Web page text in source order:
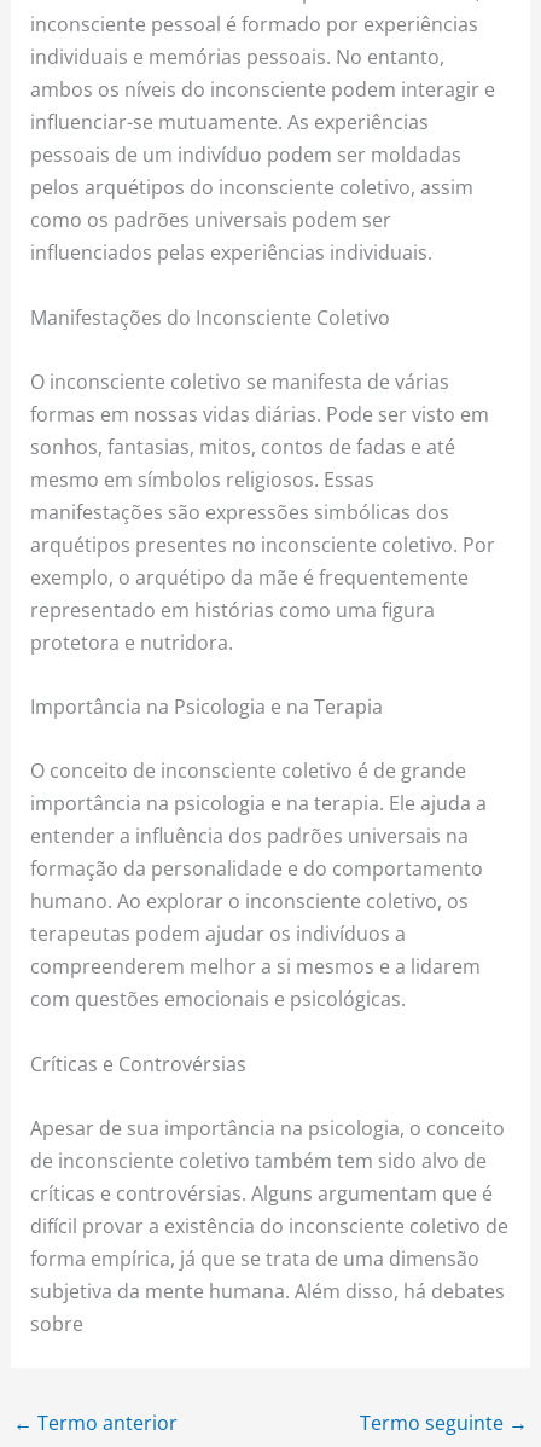
inconsciente pessoal é formado por experiências
individuais e memórias pessoais. No entanto,
ambos os níveis do inconsciente podem interagir e
influenciar-se mutuamente. As experiências
pessoais de um indivíduo podem ser moldadas
pelos arquétipos do inconsciente coletivo, assim
como os padrões universais podem ser
influenciados pelas experiências individuais.
Manifestações do Inconsciente Coletivo
O inconsciente coletivo se manifesta de várias
formas em nossas vidas diárias. Pode ser visto em
sonhos, fantasias, mitos, contos de fadas e até
mesmo em símbolos religiosos. Essas
manifestações são expressões simbólicas dos
arquétipos presentes no inconsciente coletivo. Por
exemplo, o arquétipo da mãe é frequentemente
representado em histórias como uma figura
protetora e nutridora.
Importância na Psicologia e na Terapia
O conceito de inconsciente coletivo é de grande
importância na psicologia e na terapia. Ele ajuda a
entender a influência dos padrões universais na
formação da personalidade e do comportamento
humano. Ao explorar o inconsciente coletivo, os
terapeutas podem ajudar os indivíduos a
compreenderem melhor a si mesmos e a lidarem
com questões emocionais e psicológicas.
Críticas e Controvérsias
Apesar de sua importância na psicologia, o conceito
de inconsciente coletivo também tem sido alvo de
críticas e controvérsias. Alguns argumentam que é
difícil provar a existência do inconsciente coletivo de
forma empírica, já que se trata de uma dimensão
subjetiva da mente humana. Além disso, há debates
sobre
← Termo anterior Termo seguinte →